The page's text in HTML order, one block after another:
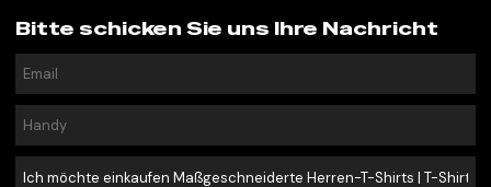
Bitte schicken Sie uns Ihre Nachricht